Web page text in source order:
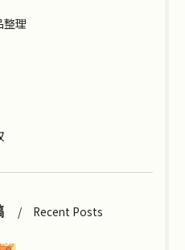
整理
Recent Posts